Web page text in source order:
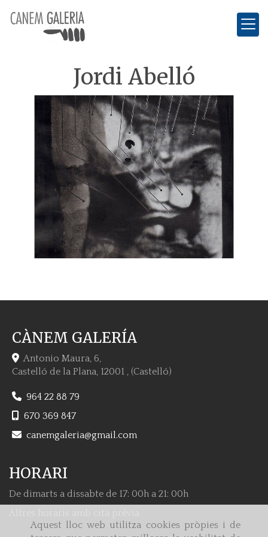
Aquest lloc web utilitza cookies pròpies i de
Jordi Abelló
CÀNEM GALERÍA
Antonio Maura, 6,
Castelló de la Plana, 12001 , (Castelló)
964 22 88 79
670 369 847
canemgaleria
gmail.com
HORARI
De dimarts a dissabte de 17: 00h a 21: 00h